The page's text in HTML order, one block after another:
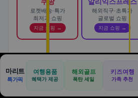
쿠팡
로켓배송·특가
최저가 쇼핑
지금 쇼핑 →
알리익스프레스
해외직구·초특가
글로벌 쇼핑
지금 쇼핑 →
🚗
합리적으로
카슐랭 · 신차 장기렌트 · 리스 · 월 렌
🏠
✈️
공항
⛳
📋
🏠 📝
견적
마리트
특가픽
여행용품
혜택가 제공
해외골프
폭탄 세일
키즈여행
가족 추천